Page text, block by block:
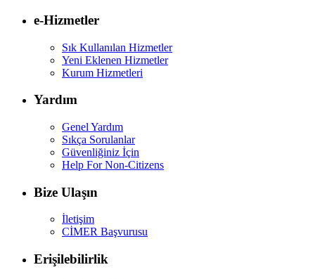
e-Hizmetler
Sık Kullanılan Hizmetler
Yeni Eklenen Hizmetler
Kurum Hizmetleri
Yardım
Genel Yardım
Sıkça Sorulanlar
Güvenliğiniz İçin
Help For Non-Citizens
Bize Ulaşın
İletişim
CİMER Başvurusu
Erişilebilirlik